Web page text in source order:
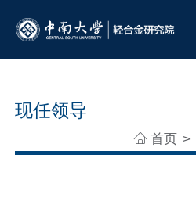
现任领导
首页 >